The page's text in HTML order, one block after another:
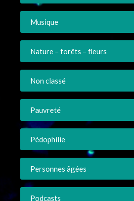
Musique
Nature – forêts – fleurs
Non classé
Pauvreté
Pédophilie
Personnes âgées
Podcasts